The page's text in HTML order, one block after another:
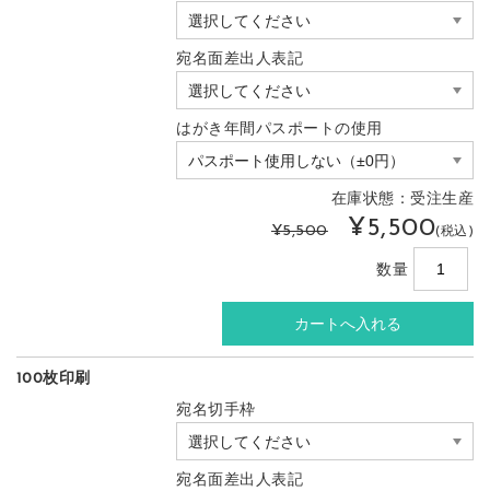
宛名面差出人表記
はがき年間パスポートの使用
在庫状態：受注生産
¥5,500
¥5,500(税込)
数量
100枚印刷
宛名切手枠
宛名面差出人表記